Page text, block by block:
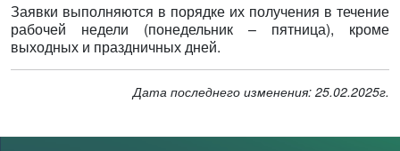
Заявки выполняются в порядке их получения в течение
рабочей недели (понедельник – пятница), кроме
выходных и праздничных дней.
Дата последнего изменения: 25.02.2025г.